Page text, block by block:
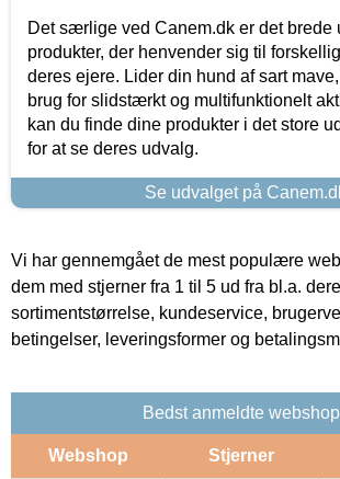
Det særlige ved Canem.dk er det brede
produkter, der henvender sig til
deres ejere. Lider din hund af sart
brug for slidstærkt og multifunktionelt
kan du finde dine produkter i det store
for at se deres udvalg.
Se udvalget på
Vi har gennemgået de mest populære
dem med stjerner fra 1 til 5 ud fra bl.a.
sortimentstørrelse, kundeservice,
betingelser, leveringsformer og
Bedst anmeldte
Webshop Stjerner